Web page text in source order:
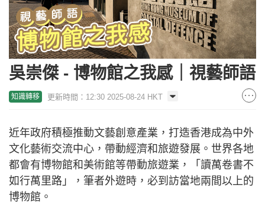
吳崇傑 - 博物館之我感｜視藝師語
知識轉移 更新時間：12:30 2025-08-24 HKT
近年政府積極推動文藝創意產業，打造香港成為中外
文化藝術交流中心，帶動經濟和旅遊發展。世界各地
都會有博物館和美術館等帶動旅遊業，「讀萬卷書不
如行萬里路」，筆者外遊時，必到訪當地兩間以上的
博物館。